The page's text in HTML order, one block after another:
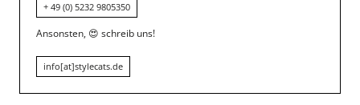
+ 49 (0) 5232 9805350
Ansonsten, 😍 schreib uns!
info[at]stylecats.de